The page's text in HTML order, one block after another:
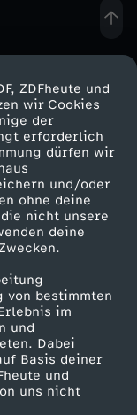
ZDFheute und
wir Cookies
der
erforderlich
dürfen wir
und/oder
ohne deine
nicht unsere
deine
von bestimmten
im
und
Dabei
Basis deiner
und
uns nicht
ZDF